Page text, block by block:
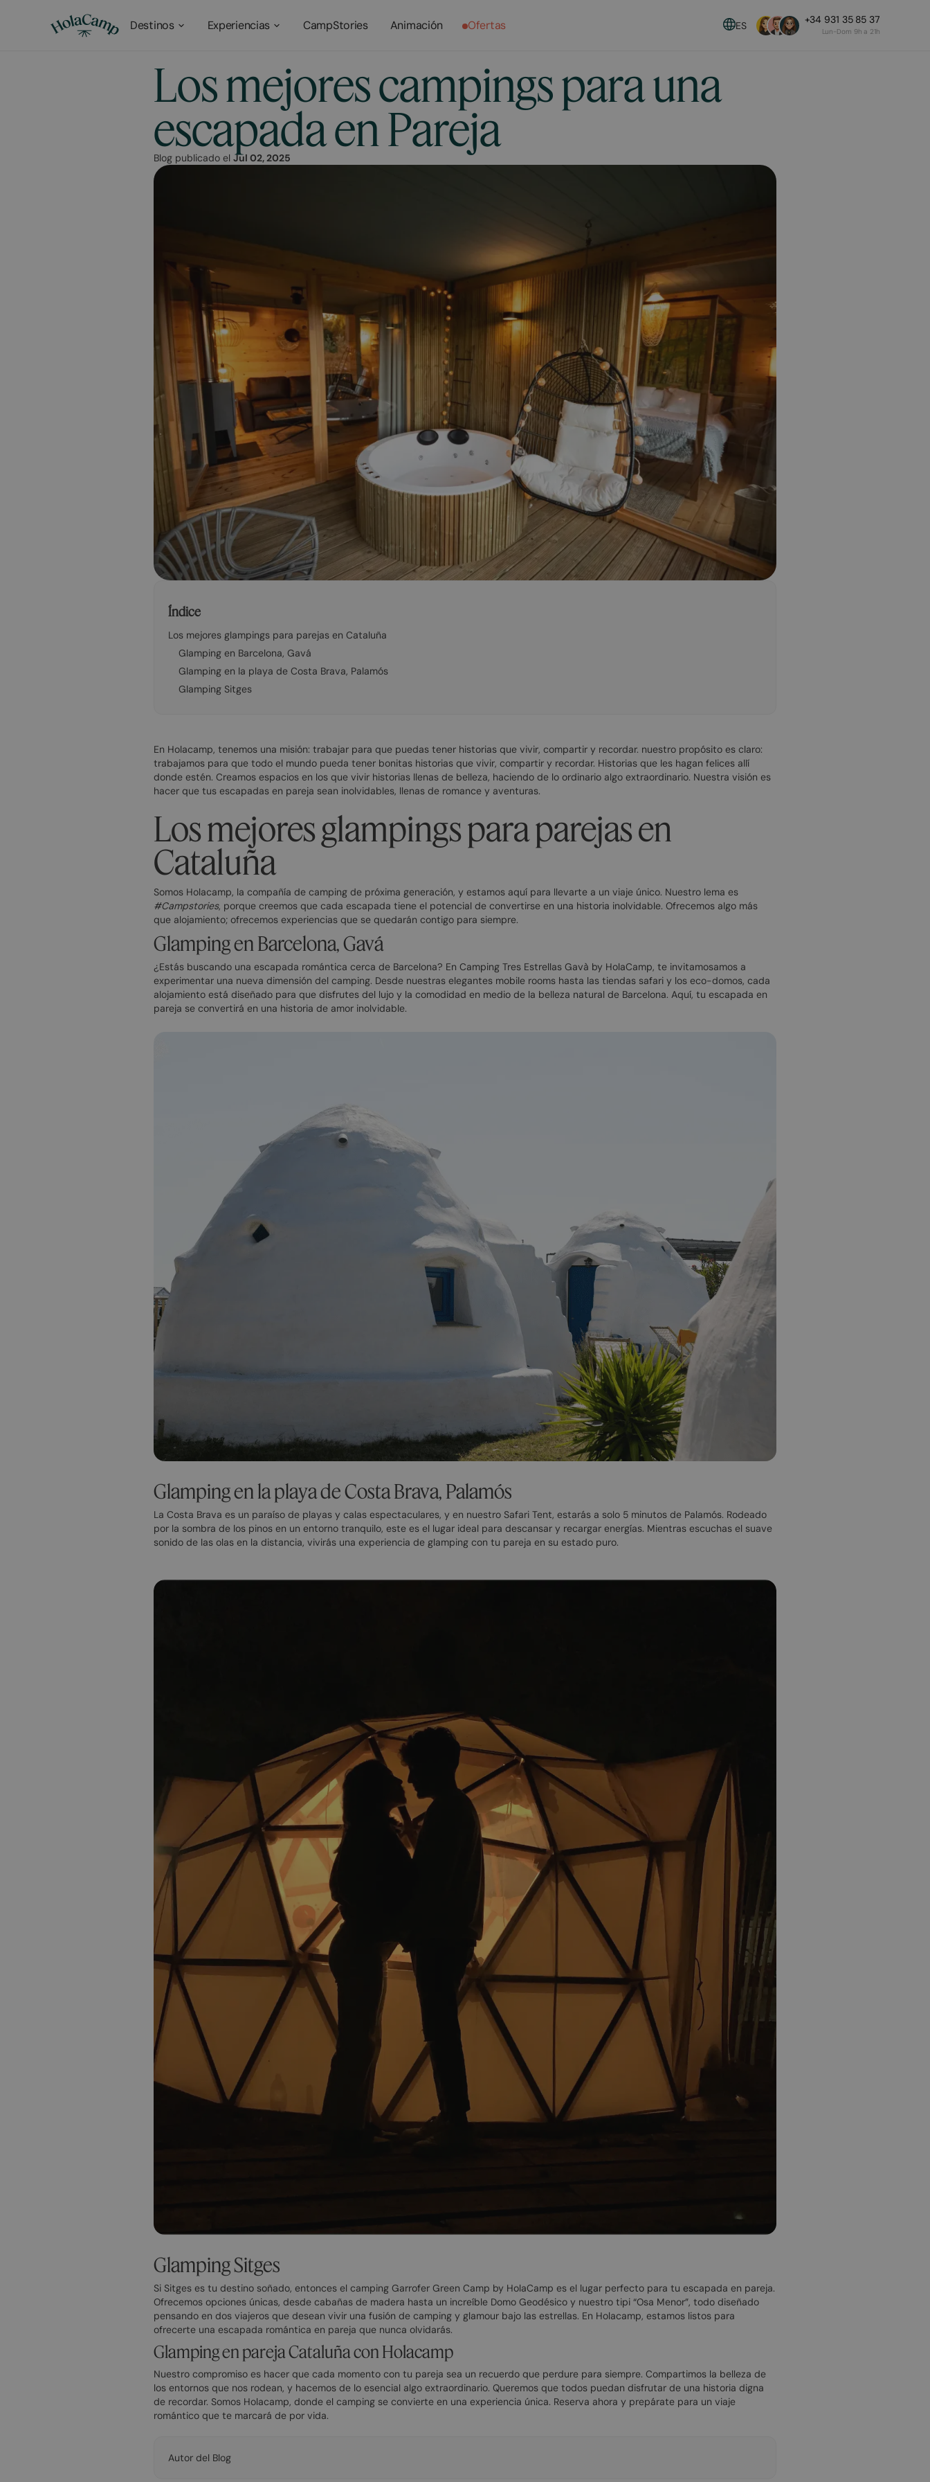
Destinos Experiencias CampStories Animación Ofertas ES +34 931 35 85 37
Lun-Dom 9h a 21h
Los mejores campings para una
escapada en Pareja
Blog publicado el Jul 02, 2025
Índice
Los mejores glampings para parejas en Cataluña
Glamping en Barcelona, Gavá
Glamping en la playa de Costa Brava, Palamós
Glamping Sitges
En Holacamp, tenemos una misión: trabajar para que puedas tener historias que vivir, compartir y recordar. nuestro propósito es claro:
trabajamos para que todo el mundo pueda tener bonitas historias que vivir, compartir y recordar. Historias que les hagan felices allí
donde estén. Creamos espacios en los que vivir historias llenas de belleza, haciendo de lo ordinario algo extraordinario. Nuestra visión es
hacer que tus escapadas en pareja sean inolvidables, llenas de romance y aventuras.
Los mejores glampings para parejas en
Cataluña
Somos Holacamp, la compañía de camping de próxima generación, y estamos aquí para llevarte a un viaje único. Nuestro lema es
#Campstories, porque creemos que cada escapada tiene el potencial de convertirse en una historia inolvidable. Ofrecemos algo más
que alojamiento; ofrecemos experiencias que se quedarán contigo para siempre.
Glamping en Barcelona, Gavá
¿Estás buscando una escapada romántica cerca de Barcelona? En Camping Tres Estrellas Gavà by HolaCamp, te invitamosamos a
experimentar una nueva dimensión del camping. Desde nuestras elegantes mobile rooms hasta las tiendas safari y los eco-domos, cada
alojamiento está diseñado para que disfrutes del lujo y la comodidad en medio de la belleza natural de Barcelona. Aquí, tu escapada en
pareja se convertirá en una historia de amor inolvidable.
Glamping en la playa de Costa Brava, Palamós
La Costa Brava es un paraíso de playas y calas espectaculares, y en nuestro Safari Tent, estarás a solo 5 minutos de Palamós. Rodeado
por la sombra de los pinos en un entorno tranquilo, este es el lugar ideal para descansar y recargar energías. Mientras escuchas el suave
sonido de las olas en la distancia, vivirás una experiencia de glamping con tu pareja en su estado puro.
Glamping Sitges
Si Sitges es tu destino soñado, entonces el camping Garrofer Green Camp by HolaCamp es el lugar perfecto para tu escapada en pareja.
Ofrecemos opciones únicas, desde cabañas de madera hasta un increíble Domo Geodésico y nuestro tipi “Osa Menor”, todo diseñado
pensando en dos viajeros que desean vivir una fusión de camping y glamour bajo las estrellas. En Holacamp, estamos listos para
ofrecerte una escapada romántica en pareja que nunca olvidarás.
Glamping en pareja Cataluña con Holacamp
Nuestro compromiso es hacer que cada momento con tu pareja sea un recuerdo que perdure para siempre. Compartimos la belleza de
los entornos que nos rodean, y hacemos de lo esencial algo extraordinario. Queremos que todos puedan disfrutar de una historia digna
de recordar. Somos Holacamp, donde el camping se convierte en una experiencia única. Reserva ahora y prepárate para un viaje
romántico que te marcará de por vida.
Autor del Blog